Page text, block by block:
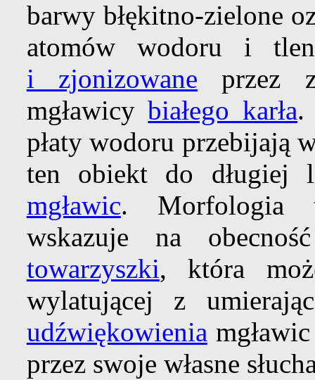
barwy błękitno-zielone
atomów wodoru i
i zjonizowane przez
mgławicybiałego karła.
płaty wodoru przebijają
ten obiekt do
mgławic. Morfologia
wskazuje na
towarzyszki, która
wylatującej z
udźwiękowienia
przez swoje własne